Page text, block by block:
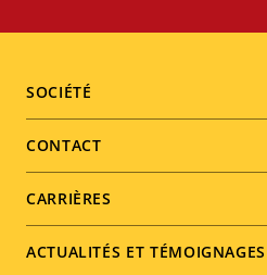
Footer
menu
SOCIÉTÉ
CONTACT
CARRIÈRES
ACTUALITÉS ET TÉMOIGNAGES